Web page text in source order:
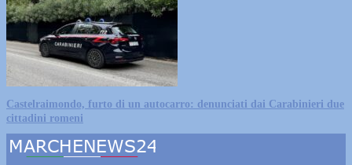
Castelraimondo, furto di un autocarro: denunciati dai Carabinieri due
cittadini romeni